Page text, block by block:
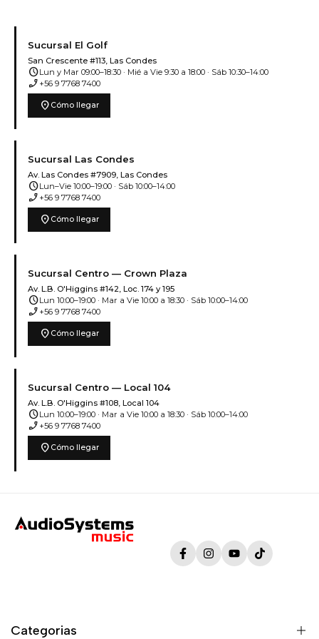
Sucursal El Golf
San Crescente #113, Las Condes
scheduleLun y Mar 09:00–18:30 · Mié a Vie 9:30 a 18:00 · Sáb 10:30–14:00
phone_enabled +56 9 7768 7400
location_on Cómo llegar
Sucursal Las Condes
Av. Las Condes #7909, Las Condes
scheduleLun–Vie 10:00–19:00 · Sáb 10:00–14:00
phone_enabled +56 9 7768 7400
location_on Cómo llegar
Sucursal Centro — Crown Plaza
Av. L.B. O'Higgins #142, Loc. 174 y 195
scheduleLun 10:00–19:00 · Mar a Vie 10:00 a 18:30 · Sáb 10:00–14:00
phone_enabled +56 9 7768 7400
location_on Cómo llegar
Sucursal Centro — Local 104
Av. L.B. O'Higgins #108, Local 104
scheduleLun 10:00–19:00 · Mar a Vie 10:00 a 18:30 · Sáb 10:00–14:00
phone_enabled +56 9 7768 7400
location_on Cómo llegar
FacebookInstagramYouTubeTikTok
Categorias